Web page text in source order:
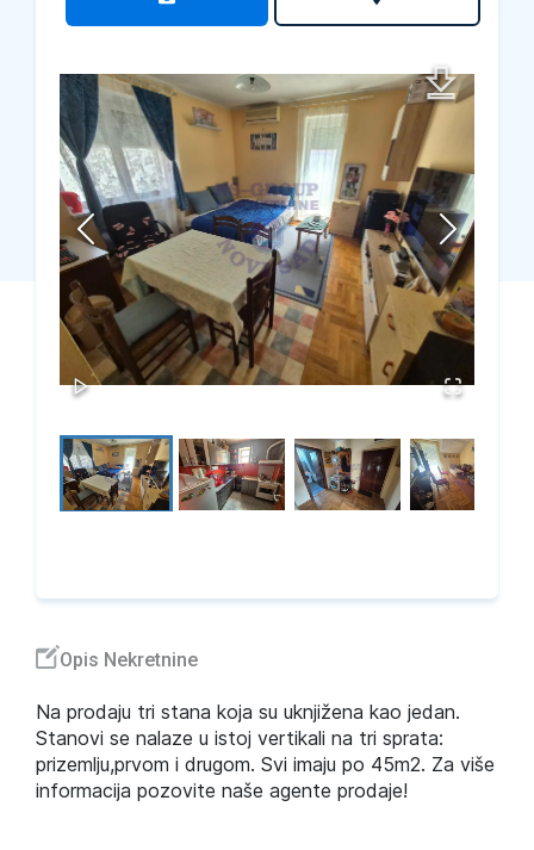
Opis Nekretnine
Na prodaju tri stana koja su uknjižena kao jedan.
Stanovi se nalaze u istoj vertikali na tri sprata:
prizemlju,prvom i drugom. Svi imaju po 45m2. Za više
informacija pozovite naše agente prodaje!